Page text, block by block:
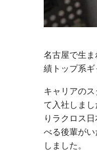
名古屋で生
績トップ系ギ
キャリアの
て入社しま
りラクロス
べる後輩が
しました。